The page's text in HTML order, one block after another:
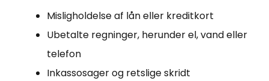
Misligholdelse af lån eller kreditkort
Ubetalte regninger, herunder el, vand eller
telefon
Inkassosager og retslige skridt